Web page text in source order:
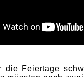
die Feiertage